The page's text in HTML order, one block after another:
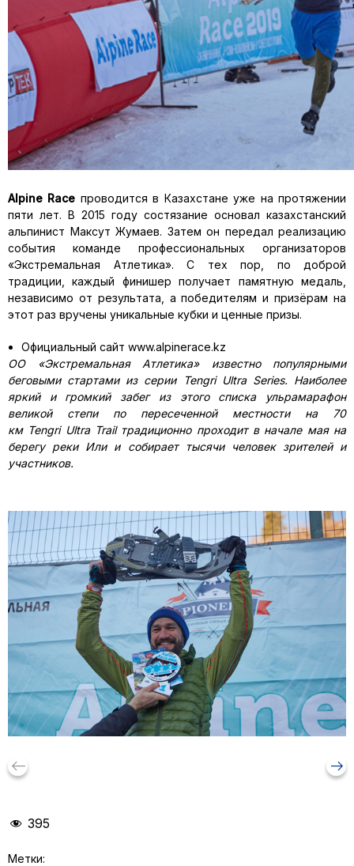
Alpine Race проводится в Казахстане уже на протяжении
пяти лет. В 2015 году состязание основал казахстанский
альпинист Максут Жумаев. Затем он передал реализацию
события команде профессиональных организаторов
«Экстремальная Атлетика». С тех пор, по доброй
традиции, каждый финишер получает памятную медаль,
независимо от результата, а победителям и призёрам на
этот раз вручены уникальные кубки и ценные призы.
Официальный сайт www.alpinerace.kz
ОО «Экстремальная Атлетика» известно популярными
беговыми стартами из серии
Tengri Ultra Series. Наиболее
яркий и громкий забег из этого списка ульрамарафон
великой степи по пересеченной местности на 70
км Tengri Ultra Trailтрадиционно проходит в начале мая на
берегу реки Или и собирает тысячи человек зрителей и
участников.
keyboard_backspace arrow_right_alt
395
Метки: